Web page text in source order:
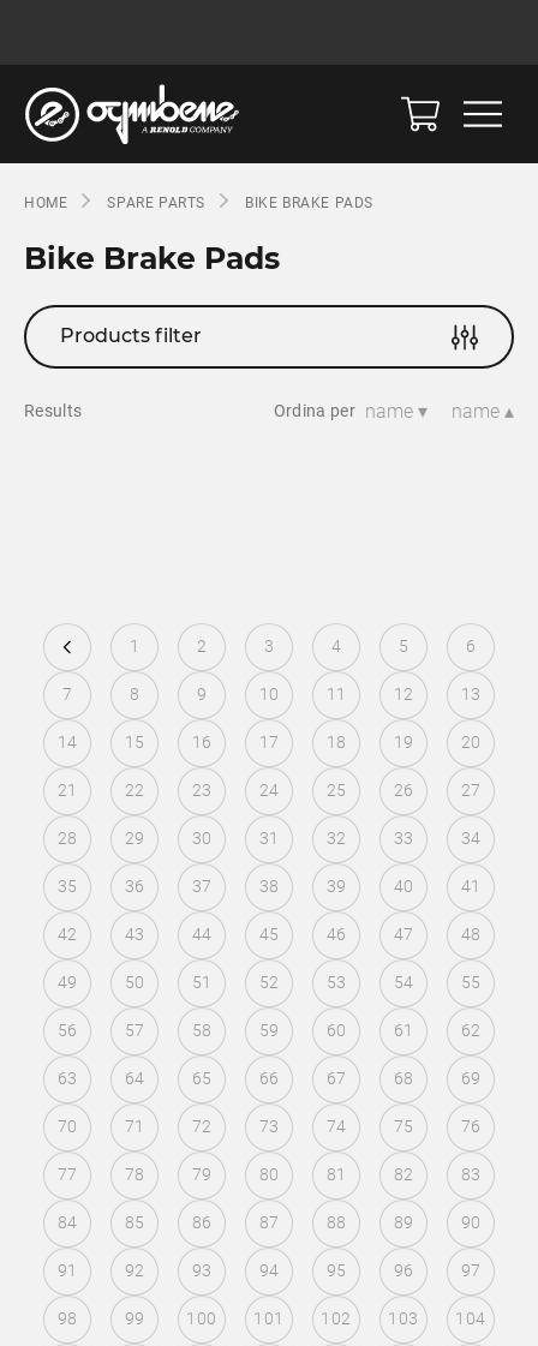
HOME SPARE PARTS BIKE BRAKE PADS
Bike Brake Pads
Products filter
Results Ordina per name ▾ name ▴
1 2 3 4 5 6
7 8 9 10 11 12 13
14 15 16 17 18 19 20
21 22 23 24 25 26 27
28 29 30 31 32 33 34
35 36 37 38 39 40 41
42 43 44 45 46 47 48
49 50 51 52 53 54 55
56 57 58 59 60 61 62
63 64 65 66 67 68 69
70 71 72 73 74 75 76
77 78 79 80 81 82 83
84 85 86 87 88 89 90
91 92 93 94 95 96 97
98 99 100 101 102 103 104